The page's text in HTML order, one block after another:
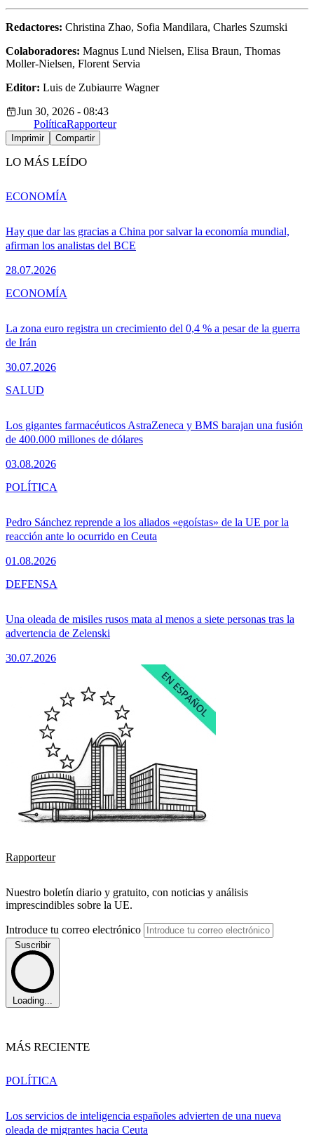
Redactores: Christina Zhao, Sofia Mandilara, Charles Szumski
Colaboradores: Magnus Lund Nielsen, Elisa Braun, Thomas
Moller-Nielsen, Florent Servia
Editor: Luis de Zubiaurre Wagner
Jun 30, 2026 - 08:43
PolíticaRapporteur
Imprimir Compartir
LO MÁS LEÍDO
Hay que dar las gracias a China por salvar la economía mundial,
afirman los analistas del BCE
28.07.2026
ECONOMÍA
La zona euro registra un crecimiento del 0,4 % a pesar de la guerra
de Irán
30.07.2026
ECONOMÍA
Los gigantes farmacéuticos AstraZeneca y BMS barajan una fusión
de 400.000 millones de dólares
03.08.2026
SALUD
Pedro Sánchez reprende a los aliados «egoístas» de la UE por la
reacción ante lo ocurrido en Ceuta
01.08.2026
POLÍTICA
Una oleada de misiles rusos mata al menos a siete personas tras la
advertencia de Zelenski
30.07.2026
DEFENSA
Rapporteur
Nuestro boletín diario y gratuito, con noticias y análisis
imprescindibles sobre la UE.
Introduce tu correo electrónico
Suscribir
Loading...
MÁS RECIENTE
Los servicios de inteligencia españoles advierten de una nueva
oleada de migrantes hacia Ceuta
POLÍTICA